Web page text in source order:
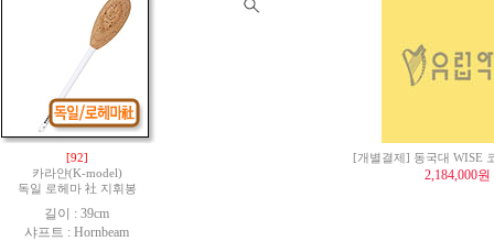
[92]
카라얀(K-model)
독일 로헤마 社 지휘봉
길이 : 39cm
샤프트 : Hornbeam
[개별결제] 동국대 WISE
2,184,000원